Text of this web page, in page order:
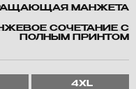
МАНЖЕТА
СОЧЕТАНИЕ С
ПОЛНЫМ ПРИНТОМ
4XL